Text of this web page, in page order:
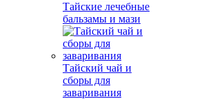
Тайские лечебные
бальзамы и мази
Тайский чай и
сборы для
заваривания